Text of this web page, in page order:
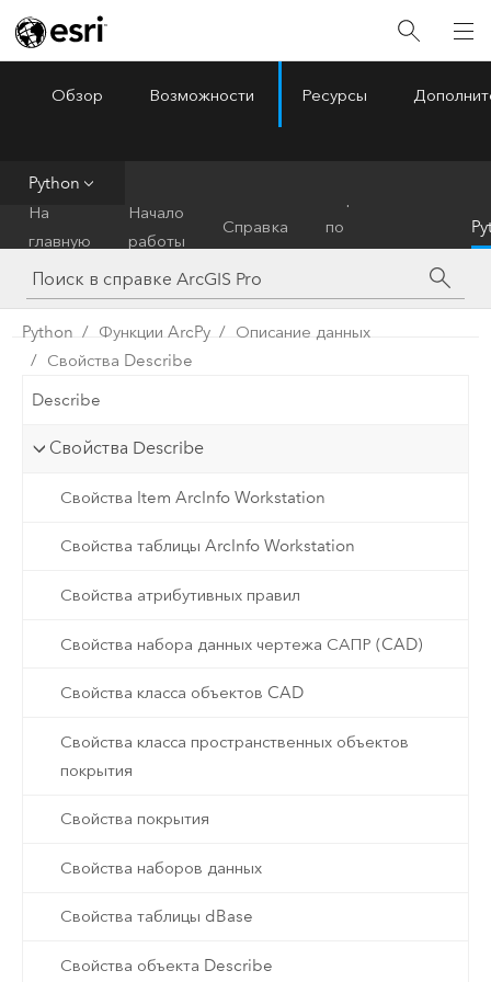
ArcGIS Pro
Обзор Возможности Ресурсы
Python
На
главную
Начало
работы
Справка
по
инструментам
Python Функции ArcPy
Описание данных
Свойства Describe
Describe
Свойства Describe
Свойства Item ArcInfo Workstation
Свойства таблицы ArcInfo Workstation
Свойства атрибутивных правил
Свойства набора данных чертежа САПР (CAD)
Свойства класса объектов CAD
Свойства класса пространственных объектов
покрытия
Свойства покрытия
Свойства наборов данных
Свойства таблицы dBase
Свойства объекта Describe